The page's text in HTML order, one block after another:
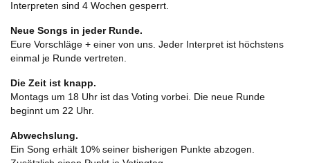
Interpreten sind 4 Wochen gesperrt.
Neue Songs in jeder Runde.
Eure Vorschläge + einer von uns. Jeder Interpret ist höchstens
einmal je Runde vertreten.
Die Zeit ist knapp.
Montags um 18 Uhr ist das Voting vorbei. Die neue Runde
beginnt um 22 Uhr.
Abwechslung.
Ein Song erhält 10% seiner bisherigen Punkte abzogen.